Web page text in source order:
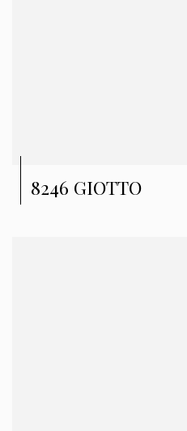
8246 GIOTTO